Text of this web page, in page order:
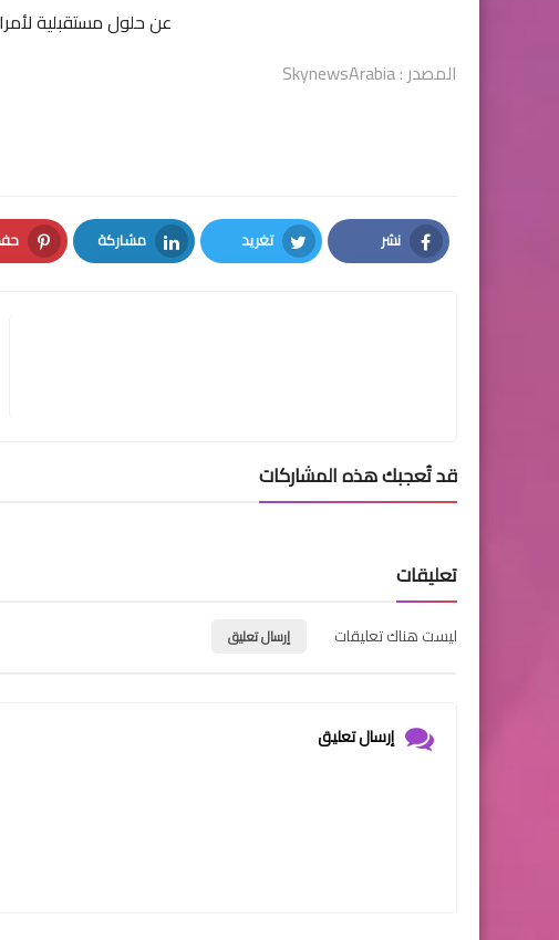
عن حلول مستقبلية
المصدر : SkynewsArabia
نشر
Facebook
تغريد
Twitter
مشاركة
LinkedIn
قد تُعجبك هذه المشاركات
تعليقات
ليست هناك تعليقات إرسال تعليق
إرسال تعليق